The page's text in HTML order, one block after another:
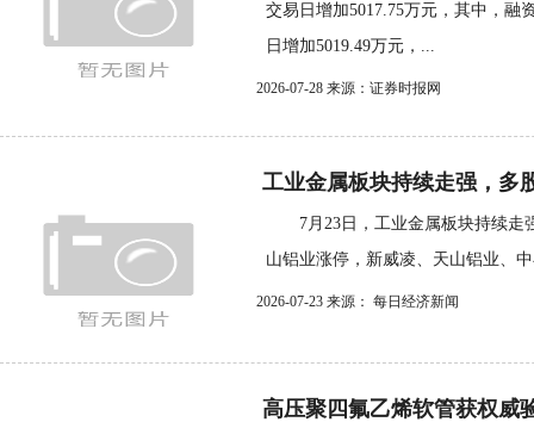
交易日增加5017.75万元，其中，融
日增加5019.49万元，...
2026-07-28 来源：证券时报网
工业金属板块持续走强，多
7月23日，工业金属板块持续走
山铝业涨停，新威凌、天山铝业、
2026-07-23 来源： 每日经济新闻
高压聚四氟乙烯软管获权威